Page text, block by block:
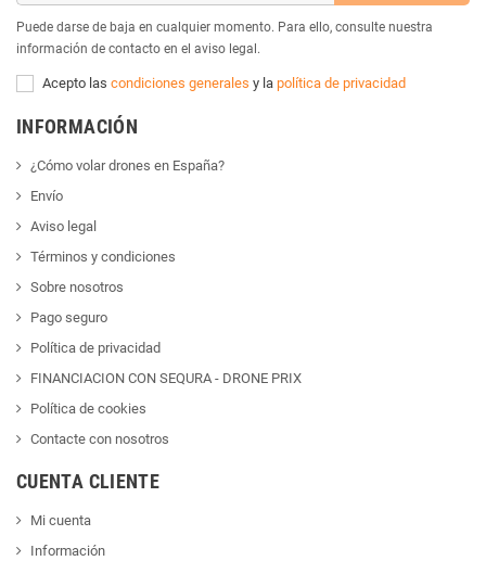
Puede darse de baja en cualquier momento. Para ello, consulte nuestra
información de contacto en el aviso legal.
Acepto las condiciones generales y la política de privacidad
INFORMACIÓN
¿Cómo volar drones en España?
Envío
Aviso legal
Términos y condiciones
Sobre nosotros
Pago seguro
Política de privacidad
FINANCIACION CON SEQURA - DRONE PRIX
Política de cookies
Contacte con nosotros
CUENTA CLIENTE
Mi cuenta
Información